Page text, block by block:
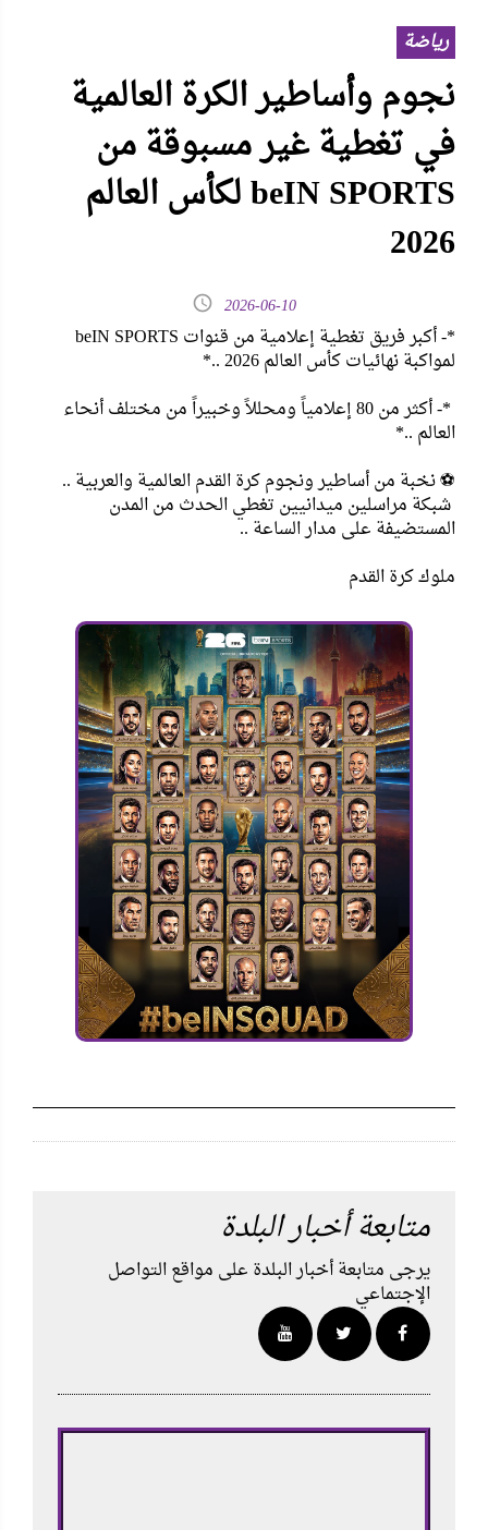
رياضة
نجوم وأساطير الكرة العالمية
في تغطية غير مسبوقة من
beIN SPORTS لكأس العالم
2026
2026-06-10
*- أكبر فريق تغطية إعلامية من قنوات beIN SPORTS
لمواكبة نهائيات كأس العالم 2026 ..*
‏ *- أكثر من 80 إعلامياً ومحللاً وخبيراً من مختلف أنحاء
العالم ..*
‏⚽ نخبة من أساطير ونجوم كرة القدم العالمية والعربية ..
‏ شبكة مراسلين ميدانيين تغطي الحدث من المدن
المستضيفة على مدار الساعة ..
ملوك كرة القدم
متابعة أخبار البلدة
يرجى متابعة أخبار البلدة على مواقع التواصل
الإجتماعي